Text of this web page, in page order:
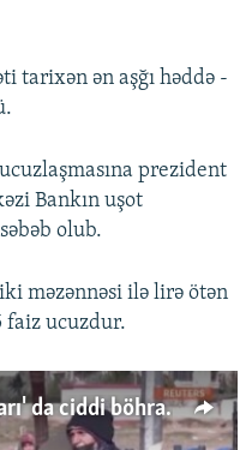
tarixən ən aşğı həddə -
prezident
Bankın uşot
olub.
məzənnəsi ilə lirə ötən
faiz ucuzdur.
Türkiyədəki 'Qadınlar bazarı' da ciddi böhranla üzləşib